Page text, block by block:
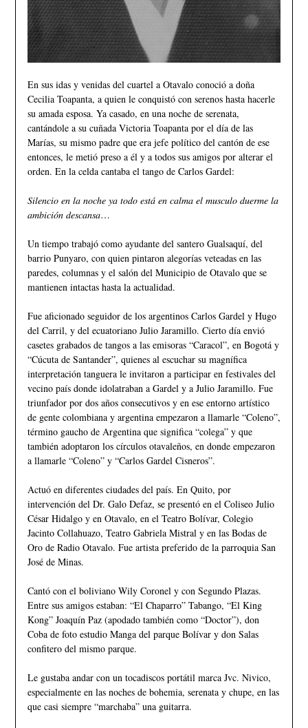
En sus idas y venidas del cuartel a Otavalo conoció a doña
Cecilia Toapanta, a quien le conquistó con serenos hasta hacerle
su amada esposa. Ya casado, en una noche de serenata,
cantándole a su cuñada Victoria Toapanta por el día de las
Marías, su mismo padre que era jefe político del cantón de ese
entonces, le metió preso a él y a todos sus amigos por alterar el
orden. En la celda cantaba el tango de Carlos Gardel:
𝑆𝑖𝑙𝑒𝑛𝑐𝑖𝑜 𝑒𝑛 𝑙𝑎 𝑛𝑜𝑐ℎ𝑒 𝑦𝑎 𝑡𝑜𝑑𝑜 𝑒𝑠𝑡𝑎́ 𝑒𝑛 𝑐𝑎𝑙𝑚𝑎 𝑒𝑙 𝑚𝑢𝑠𝑐𝑢𝑙𝑜 𝑑𝑢𝑒𝑟𝑚𝑒 𝑙𝑎
𝑎𝑚𝑏𝑖𝑐𝑖𝑜́𝑛 𝑑𝑒𝑠𝑐𝑎𝑛𝑠𝑎…
Un tiempo trabajó como ayudante del santero Gualsaquí, del
barrio Punyaro, con quien pintaron alegorías veteadas en las
paredes, columnas y el salón del Municipio de Otavalo que se
mantienen intactas hasta la actualidad.
Fue aficionado seguidor de los argentinos Carlos Gardel y Hugo
del Carril, y del ecuatoriano Julio Jaramillo. Cierto día envió
casetes grabados de tangos a las emisoras “Caracol”, en Bogotá y
“Cúcuta de Santander”, quienes al escuchar su magnífica
interpretación tanguera le invitaron a participar en festivales del
vecino país donde idolatraban a Gardel y a Julio Jaramillo. Fue
triunfador por dos años consecutivos y en ese entorno artístico
de gente colombiana y argentina empezaron a llamarle “Coleno”,
término gaucho de Argentina que significa “colega” y que
también adoptaron los círculos otavaleños, en donde empezaron
a llamarle “Coleno” y “Carlos Gardel Cisneros”.
Actuó en diferentes ciudades del país. En Quito, por
intervención del Dr. Galo Defaz, se presentó en el Coliseo Julio
César Hidalgo y en Otavalo, en el Teatro Bolívar, Colegio
Jacinto Collahuazo, Teatro Gabriela Mistral y en las Bodas de
Oro de Radio Otavalo. Fue artista preferido de la parroquia San
José de Minas.
Cantó con el boliviano Wily Coronel y con Segundo Plazas.
Entre sus amigos estaban: “El Chaparro” Tabango, “El King
Kong” Joaquín Paz (apodado también como “Doctor”), don
Coba de foto estudio Manga del parque Bolívar y don Salas
confitero del mismo parque.
Le gustaba andar con un tocadiscos portátil marca Jvc. Nivico,
especialmente en las noches de bohemia, serenata y chupe, en las
que casi siempre “marchaba” una guitarra.